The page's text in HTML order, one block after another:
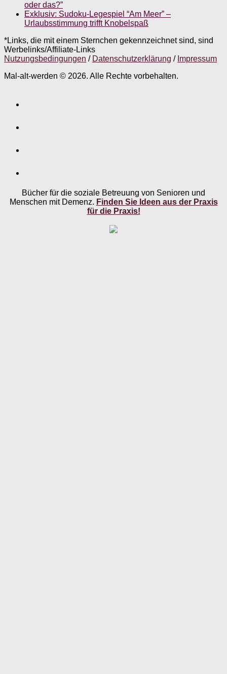
oder das?”
Exklusiv: Sudoku-Legespiel “Am Meer” –
Urlaubsstimmung trifft Knobelspaß
*Links, die mit einem Sternchen gekennzeichnet sind, sind
Werbelinks/Affiliate-Links
Nutzungsbedingungen / Datenschutzerklärung / Impressum
Mal-alt-werden © 2026. Alle Rechte vorbehalten.
Bücher für die soziale Betreuung von Senioren und
Menschen mit Demenz. Finden Sie Ideen aus der Praxis
für die Praxis!